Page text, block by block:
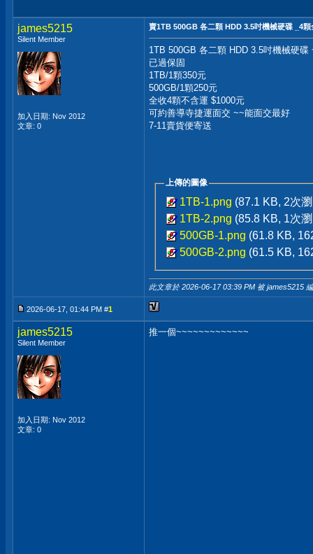
james5215
Silent Member
加入日期: Nov 2012
文章: 0
賣1TB 500GB 各二顆 HDD 3.5吋機械硬碟 _4
1TB 500GB 各二顆 HDD 3.5吋機械硬碟
已過保固
1TB/1顆350元
500GB/1顆250元
全收4顆不含運 $1000元
可約善導寺捷運面交 ~~能面交最好
7-11賣貨便寄送
上傳的圖像
1TB-1.png (87.1 KB, 2次
1TB-2.png (85.8 KB, 1次
500GB-1.png (61.8 KB,
500GB-2.png (61.5 KB,
此文章於 2026-06-1703:39 PM 被 james5215
2026-06-17, 01:44 PM #1
james5215
Silent Member
加入日期: Nov 2012
文章: 0
推一個~~~~~~~~~~~~~